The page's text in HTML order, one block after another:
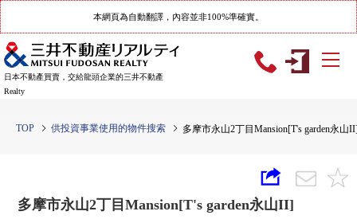
本網頁為自動翻譯，內容並非100%準確實。
日本不動產買賣，交給龍頭企業的三井不動產
Realty
TOP 供投資事業使用的物件搜索 多摩市永山2丁目Mansion[T's garden永山
多摩市永山2丁目Mansion[T's garden永山II]